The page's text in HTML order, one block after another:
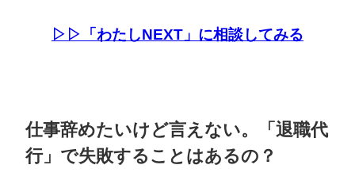
▷▷「わたしNEXT」に相談してみる
仕事辞めたいけど言えない。「退職代
行」で失敗することはあるの？